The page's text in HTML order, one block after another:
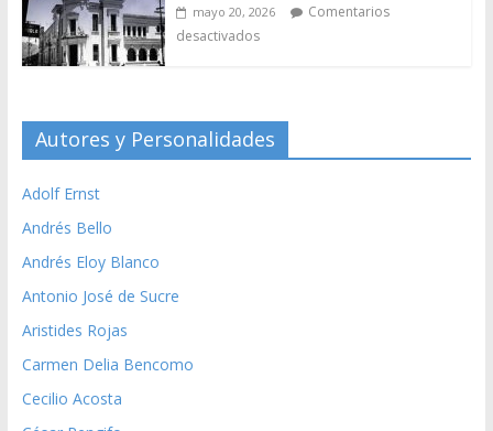
mayo 20, 2026
Comentarios
desactivados
Autores y Personalidades
Adolf Ernst
Andrés Bello
Andrés Eloy Blanco
Antonio José de Sucre
Aristides Rojas
Carmen Delia Bencomo
Cecilio Acosta